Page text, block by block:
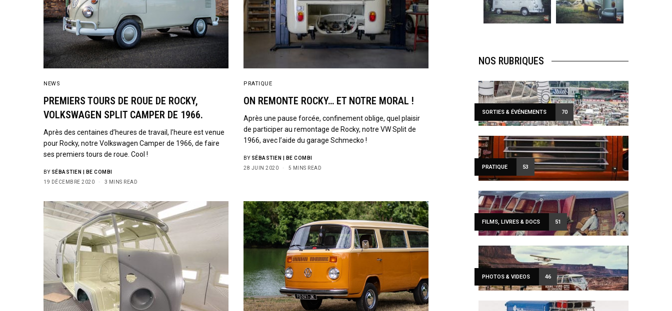
NEWS
PREMIERS TOURS DE ROUE DE ROCKY,
VOLKSWAGEN SPLIT CAMPER DE 1966.
Après des centaines d’heures de travail, l’heure est venue
pour Rocky, notre Volkswagen Camper de 1966, de faire
ses premiers tours de roue. Cool !
BY SÉBASTIEN | BE COMBI
19 DÉCEMBRE 2020
3 MINS READ
PRATIQUE
ON REMONTE ROCKY… ET NOTRE MORAL !
Après une pause forcée, confinement oblige, quel plaisir
de participer au remontage de Rocky, notre VW Split de
1966, avec l’aide du garage Schmecko !
BY SÉBASTIEN | BE COMBI
28 JUIN 2020
5 MINS READ
Août 10
120
0
Août 10
108
0
NOS RUBRIQUES
SORTIES & ÉVÉNEMENTS 70
PRATIQUE 53
FILMS, LIVRES & DOCS 51
PHOTOS & VIDEOS 46